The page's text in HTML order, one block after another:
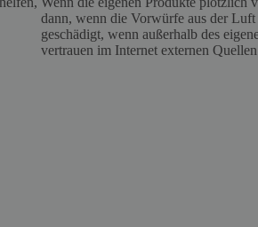
dann, wenn die Vorwürfe aus der
geschädigt, wenn außerhalb des
vertrauen im Internet externen